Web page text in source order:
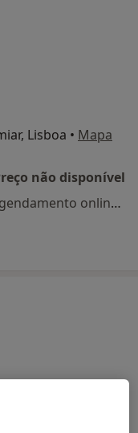
Lisboa • Mapa
não disponível
Esse especialista não oferece agendamento online para esse endereço.